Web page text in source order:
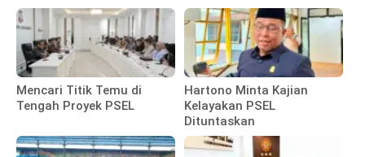
Mencari Titik Temu di
Tengah Proyek PSEL
Hartono Minta Kajian
Kelayakan PSEL
Dituntaskan